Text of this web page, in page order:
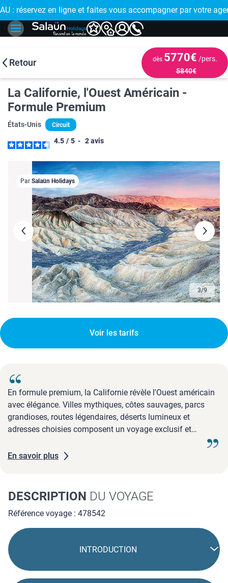
: réservez en ligne et faites vous accompagner par votre 🤩
Retour dès 5770€ /pers.
5840€
La Californie, l'Ouest Américain -
Formule Premium
États-Unis Circuit
4.5 / 5 - 2avis
3/9
Par Salaün Holidays
Voir les tarifs
En formule premium, la Californie révèle l'Ouest américain
avec élégance. Villes mythiques, côtes sauvages, parcs
grandioses, routes légendaires, déserts lumineux et
adresses choisies composent un voyage exclusif et
En savoir plus
DESCRIPTION DU VOYAGE
Référence voyage : 478542
INTRODUCTION